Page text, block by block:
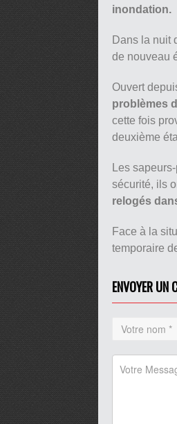
inondation.
Dans la nuit
de nouveau
Ouvert
problèmes
cette fois
deuxième
Les
sécurité, ils
relogés
Face à la
temporaire
ENVOYER UN